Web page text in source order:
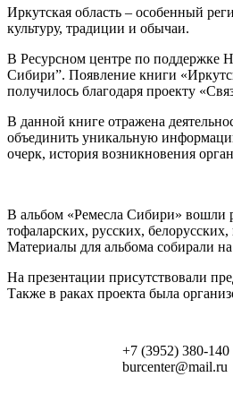
Иркутская область – особенный
культуру, традиции и обычаи.
В Ресурсном центре по поддержке
Сибири”. Появление книги
получилось благодаря проекту
В данной книге отражена
объединить уникальную
очерк, история возникновения
В альбом «Ремесла Сибири» вошли
тофаларских, русских,
Материалы для альбома собирали
На презентации присутствовали
Также в раках проекта была
+7 (3952) 380-140
burcenter@mail.ru